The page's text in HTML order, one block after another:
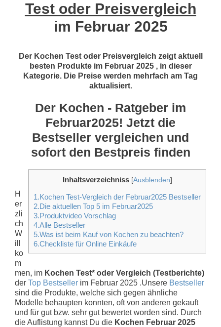
Test oder Preisvergleich
im Februar 2025
Der Kochen Test oder Preisvergleich zeigt aktuell
besten Produkte im Februar 2025 , in dieser
Kategorie. Die Preise werden mehrfach am Tag
aktualisiert.
Der Kochen - Ratgeber im
Februar2025! Jetzt die
Bestseller vergleichen und
sofort den Bestpreis finden
Inhaltsverzeichniss [Ausblenden]
1.Kochen Test-Vergleich der Februar2025 Bestseller
2.Die aktuellen Top 5 im Februar2025
3.Produktvideo Vorschlag
4.Alle Bestseller
5.Was ist beim Kauf von Kochen zu beachten?
6.Checkliste für Online Einkäufe
H
er
zli
ch
W
ill
ko
m
men, im Kochen Test* oder Vergleich (Testberichte)
der Top Bestseller im Februar 2025 .Unsere Bestseller
sind die Produkte, welche sich gegen ähnliche
Modelle behaupten konnten, oft von anderen gekauft
und für gut bzw. sehr gut bewertet worden sind. Durch
die Auflistung kannst Du die Kochen Februar 2025